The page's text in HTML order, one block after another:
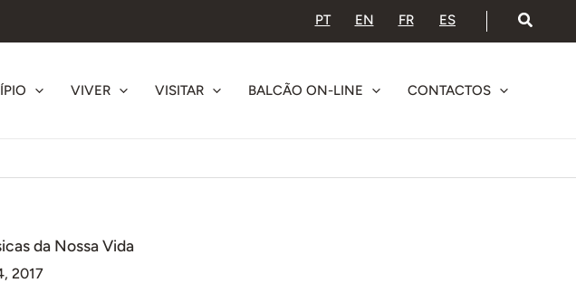
PT EN FR ES
VIVER VISITAR BALCÃO ON-LINE CONTACTOS
da Nossa Vida
2017